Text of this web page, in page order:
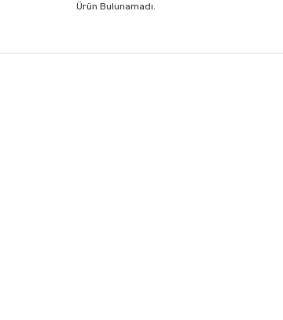
Ürün Bulunamadı.